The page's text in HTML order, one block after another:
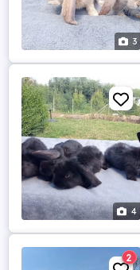
3
4
2